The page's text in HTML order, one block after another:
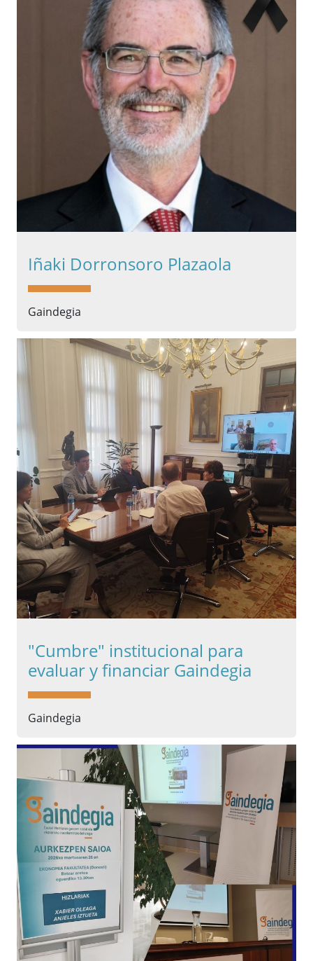
Iñaki Dorronsoro Plazaola
Gaindegia
"Cumbre" institucional para
evaluar y financiar Gaindegia
Gaindegia